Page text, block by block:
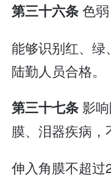
第三十六条色
能够识别红、绿
陆勤人员合格。
第三十七条影
膜、泪器疾病，
伸入角膜不超过